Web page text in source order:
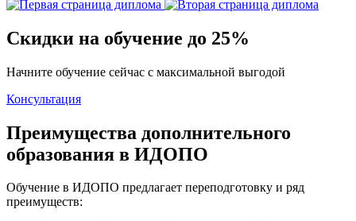
Скидки на обучение до 25%
Начните обучение сейчас с максимальной выгодой
Консультация
Преимущества дополнительного
образования в ИДОПО
Обучение в ИДОПО предлагает переподготовку и ряд
преимуществ: